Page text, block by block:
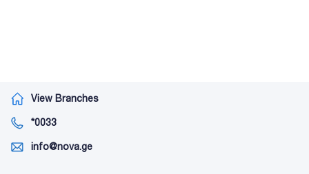
View Branches
*0033
info@nova.ge